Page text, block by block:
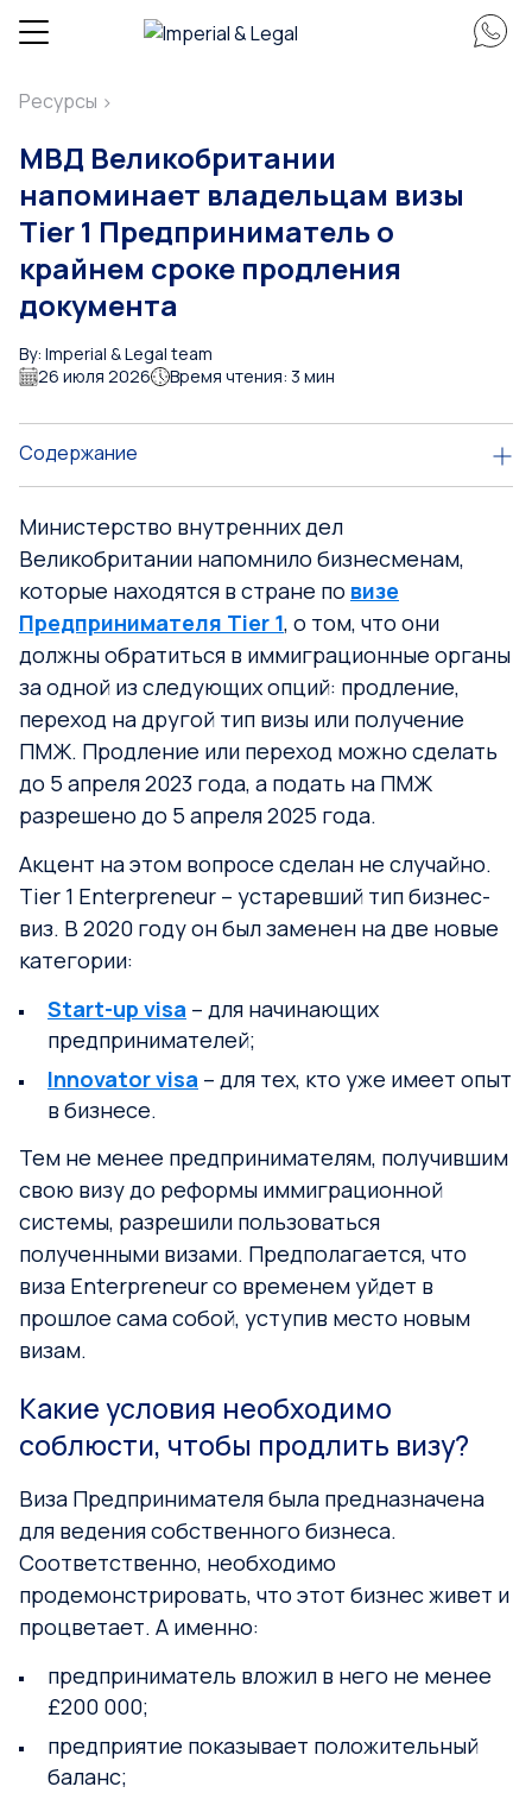
Ресурсы >
МВД Великобритании
напоминает владельцам визы
Tier 1 Предприниматель о
крайнем сроке продления
документа
By: Imperial & Legal team
26 июля 2026
Время чтения: 3 мин
Содержание
Министерство внутренних дел
Великобритании напомнило бизнесменам,
которые находятся в стране по визе
Предпринимателя Tier 1, о том, что они
должны обратиться в иммиграционные органы
за одной из следующих опций: продление,
переход на другой тип визы или получение
ПМЖ. Продление или переход можно сделать
до 5 апреля 2023 года, а подать на ПМЖ
разрешено до 5 апреля 2025 года.
Акцент на этом вопросе сделан не случайно.
Tier 1 Enterpreneur – устаревший тип бизнес-
виз. В 2020 году он был заменен на две новые
категории:
Start-up visa – для начинающих
предпринимателей;
Innovator visa – для тех, кто уже имеет опыт
в бизнесе.
Тем не менее предпринимателям, получившим
свою визу до реформы иммиграционной
системы, разрешили пользоваться
полученными визами. Предполагается, что
виза Enterpreneur со временем уйдет в
прошлое сама собой, уступив место новым
визам.
Какие условия необходимо
соблюсти, чтобы продлить визу?
Виза Предпринимателя была предназначена
для ведения собственного бизнеса.
Соответственно, необходимо
продемонстрировать, что этот бизнес живет и
процветает. А именно:
предприниматель вложил в него не менее
£200 000;
предприятие показывает положительный
баланс;